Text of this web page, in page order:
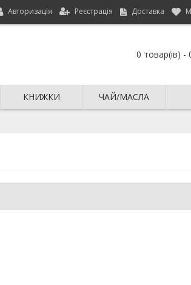
Авторизація Реєстрація Доставка
0 товар(ів) -
КНИЖКИ ЧАЙ/МАСЛА